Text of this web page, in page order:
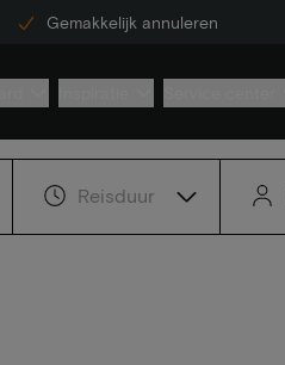
Gemakkelijk annuleren
Reisduur